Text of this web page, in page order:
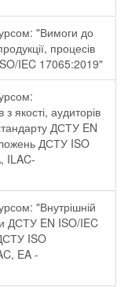
"Вимоги до
процесів
IEC 17065:2019"
якості, аудиторів
ДСТУ EN
ДСТУ ISO
ILAC-
"Внутрішній
ДСТУ EN ISO/IEC
ISO
EA -